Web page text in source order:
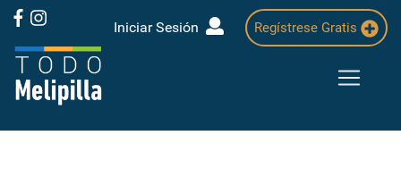
Iniciar Sesión Regístrese Gratis